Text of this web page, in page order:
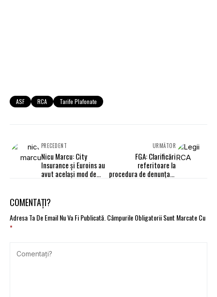
ASF RCA Tarife Plafonate
PRECEDENT
Nicu Marcu: City
Insurance şi Euroins au
avut același mod de
URMĂTOR
FGA: Clarificări
referitoare la
procedura de denunțare
COMENTAȚI?
Adresa Ta De Email Nu Va Fi Publicată.Câmpurile Obligatorii Sunt Marcate Cu
*